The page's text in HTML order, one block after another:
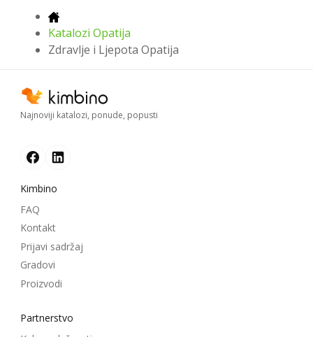
Katalozi Opatija
Zdravlje i Ljepota Opatija
Najnoviji katalozi, ponude, popusti
Kimbino
FAQ
Kontakt
Prijavi sadržaj
Gradovi
Proizvodi
Partnerstvo